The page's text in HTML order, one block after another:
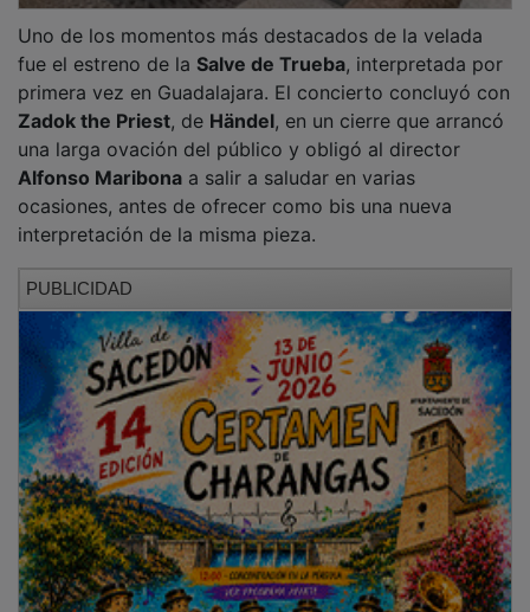
La agrupación, que cuenta actualmente con77
integrantesentre músicos y cantantes, afronta ahora
nuevos proyectos y mantiene abierta la incorporación
de voces e instrumentistas de cara a su próximo
espectáculo de pop y rock.
PUBLICIDAD